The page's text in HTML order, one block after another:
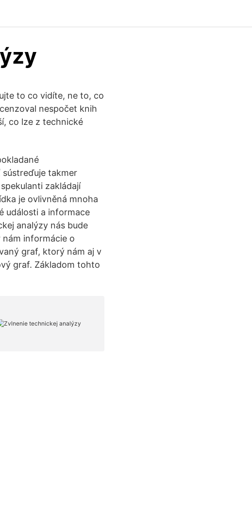
to co vidíte, ne to, co
nespočet knih
co lze z technické
takmer
zakládají
je ovlivněná mnoha
události a informace
analýzy nás bude
informácie o
graf, ktorý nám aj v
graf. Základom tohto